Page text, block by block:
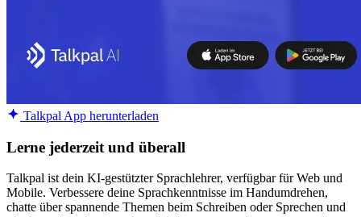
Talkpal App herunterladen
Lerne jederzeit und überall
Talkpal ist dein KI-gestützter Sprachlehrer, verfügbar für Web und
Mobile. Verbessere deine Sprachkenntnisse im Handumdrehen,
chatte über spannende Themen beim Schreiben oder Sprechen und